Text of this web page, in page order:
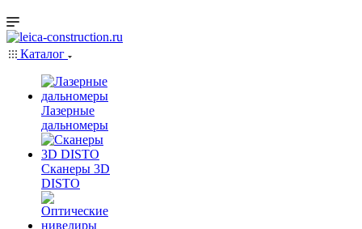
Каталог
Лазерные
дальномеры
Сканеры 3D
DISTO